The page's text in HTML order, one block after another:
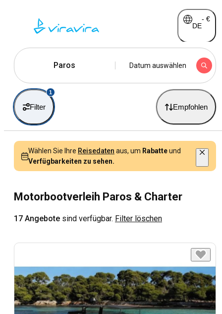
DE
- €
Paros Datum auswählen
Filter
1
Empfohlen
Wählen Sie Ihre Reisedaten aus, um Rabatteund
Verfügbarkeiten zu sehen.
Motorbootverleih Paros & Charter
17 Angebote sind verfügbar. Filter löschen